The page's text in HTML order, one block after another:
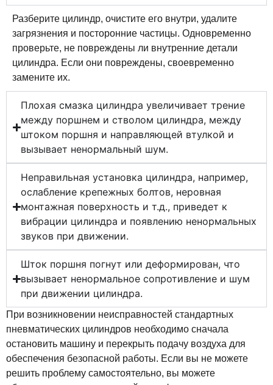
Разберите цилиндр, очистите его внутри, удалите
загрязнения и посторонние частицы. Одновременно
проверьте, не повреждены ли внутренние детали
цилиндра. Если они повреждены, своевременно
замените их.
Плохая смазка цилиндра увеличивает трение
между поршнем и стволом цилиндра, между
штоком поршня и направляющей втулкой и
вызывает ненормальный шум.
Неправильная установка цилиндра, например,
ослабление крепежных болтов, неровная
монтажная поверхность и т.д., приведет к
вибрации цилиндра и появлению ненормальных
звуков при движении.
Шток поршня погнут или деформирован, что
вызывает ненормальное сопротивление и шум
при движении цилиндра.
При возникновении неисправностей стандартных
пневматических цилиндров необходимо сначала
остановить машину и перекрыть подачу воздуха для
обеспечения безопасной работы. Если вы не можете
решить проблему самостоятельно, вы можете